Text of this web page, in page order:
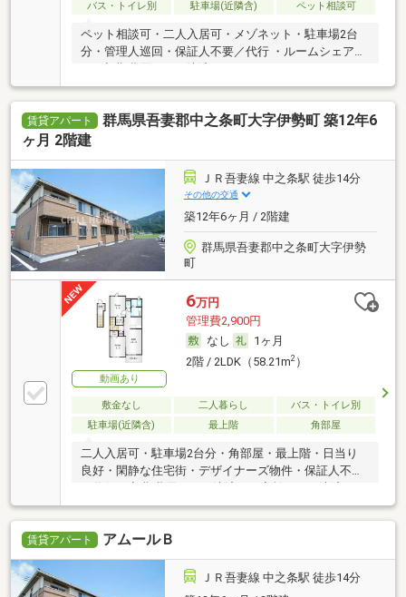
バス・トイレ別
駐車場(近隣含) ペット相談可
ペット相談可・二人入居可・メゾネット・駐車場2台
分・管理人巡回・保証人不要／代行 ・ルームシェア
可・初期費用カード決済可
賃貸アパート
群馬県吾妻郡中之条町大字伊勢町 築12年6
ヶ月 2階建
ＪＲ吾妻線 中之条駅 徒歩14分
その他の交通
築12年6ヶ月 / 2階建
群馬県吾妻郡中之条町大字伊勢
町
動画あり
6万円
管理費2,900円
なし
1ヶ月
2階 / 2LDK（58.21m2）
敷金なし 二人暮らし
バス・トイレ別
駐車場(近隣含)
最上階 角部屋
二人入居可・駐車場2台分・角部屋・最上階・日当り
良好・閑静な住宅街・デザイナーズ物件・保証人不要
／代行 ・初期費用カード決済可・家賃カード決済可
賃貸アパート アムールＢ
ＪＲ吾妻線 中之条駅 徒歩14分